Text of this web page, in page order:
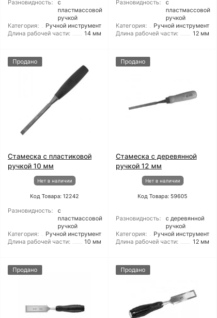
Разновидность:
с
пластмассовой
ручкой
Категория:
Ручной инструмент
Длина рабочей части:
14 мм
Разновидность:
с
пластмассовой
ручкой
Категория:
Ручной инструмент
Длина рабочей части:
12 мм
Продано
Стамеска с пластиковой
ручкой 10 мм
Нет в наличии
Код Товара: 12242
Разновидность:
с
пластмассовой
ручкой
Категория:
Ручной инструмент
Длина рабочей части:
10 мм
Продано
Стамеска с деревянной
ручкой 12 мм
Нет в наличии
Код Товара: 59605
Разновидность:
с деревянной
ручкой
Категория:
Ручной инструмент
Длина рабочей части:
12 мм
Продано Продано